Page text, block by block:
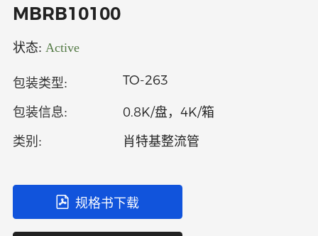
关于
语言
MBRB10100
状态: Active
包装类型: TO-263
包装信息: 0.8K/盘，4K/箱
类别: 肖特基整流管
规格书下载